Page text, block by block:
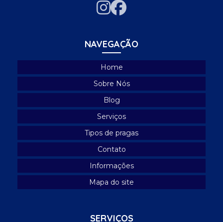
NAVEGAÇÃO
Home
Sobre Nós
Blog
Serviços
Tipos de pragas
Contato
Informações
Mapa do site
SERVIÇOS